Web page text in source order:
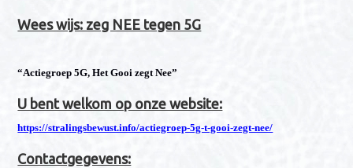
Wees wijs: zeg NEE tegen 5G
“Actiegroep 5G, Het Gooi zegt Nee”
U bent welkom op onze website:
https://stralingsbewust.info/actiegroep-5g-t-gooi-zegt-nee/
Contactgegevens: